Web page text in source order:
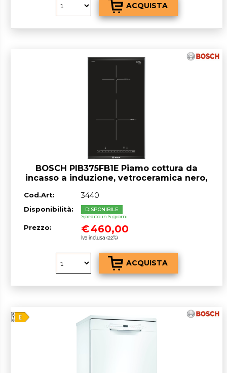
BOSCH PIB375FB1E Piamo cottura da
incasso a induzione, vetroceramica nero,
Cod.Art: 3440
Disponibilità:
DISPONIBILE
Spedito in 5 giorni
Prezzo: €460,00
Iva inclusa (22%)